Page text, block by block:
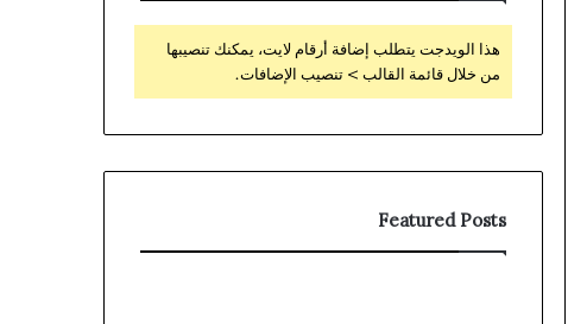
هذا الويدجت يتطلب إضافة أرقام لايت، يمكنك تنصيبها
من خلال قائمة القالب > تنصيب الإضافات.
Featured Posts